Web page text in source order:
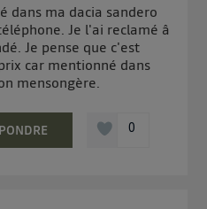
dans ma dacia sandero
Je l'ai reclamé â
Je pense que c'est
car mentionné dans
mensongère.
0